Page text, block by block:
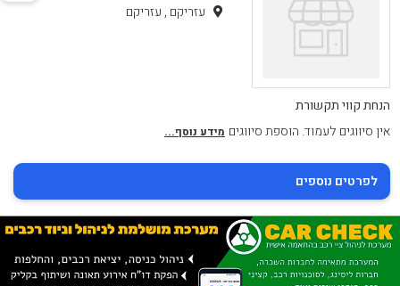
עזריקם , עזריקם
הנחת קווי תקשורת
אין סיווגים לעמוד. הוספת סיווגים מידע נוסף...
לפרטים נוספים